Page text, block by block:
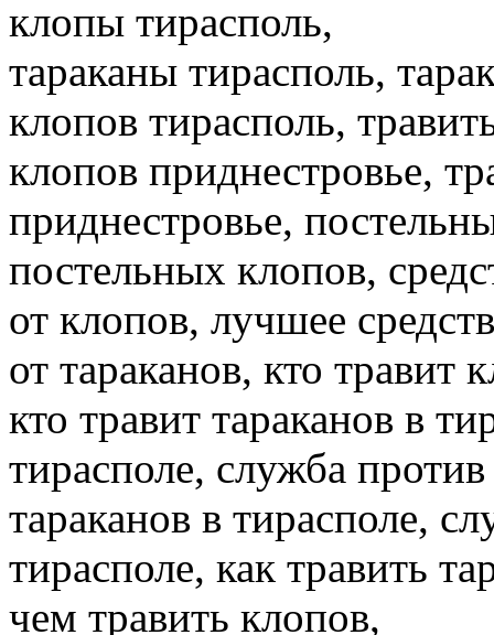
клопы тирасполь,
тараканы тирасполь,
клопов тирасполь,
клопов приднестровье,
приднестровье,
постельных клопов,
от клопов, лучшее
от тараканов, кто травит
кто травит тараканов в
тирасполе, служба
тараканов в тирасполе,
тирасполе, как травить
чем травить клопов,